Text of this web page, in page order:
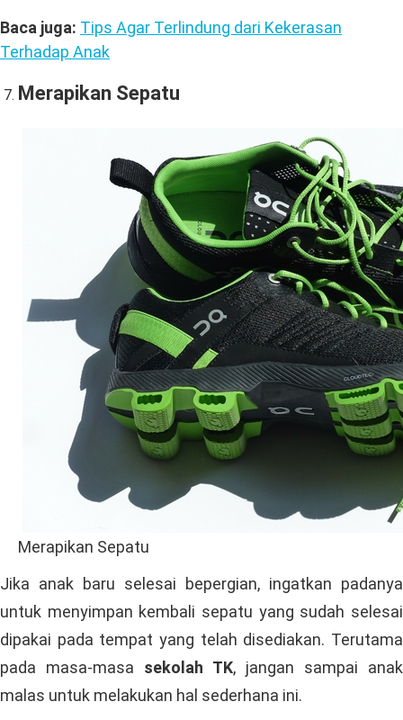
Baca juga: Tips Agar Terlindung dari Kekerasan
Terhadap Anak
Merapikan Sepatu
Merapikan Sepatu
Jika anak baru selesai bepergian, ingatkan padanya
untuk menyimpan kembali sepatu yang sudah selesai
dipakai pada tempat yang telah disediakan. Terutama
pada masa-masa sekolah TK, jangan sampai anak
malas untuk melakukan hal sederhana ini.